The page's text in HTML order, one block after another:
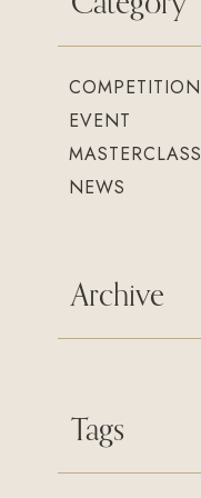
COMPETITION
EVENT
MASTERCLASS
NEWS
Archive
Tags